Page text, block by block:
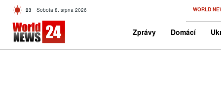
23 C Czech
Sobota 8. srpna 2026 WORLD
Zprávy Domácí